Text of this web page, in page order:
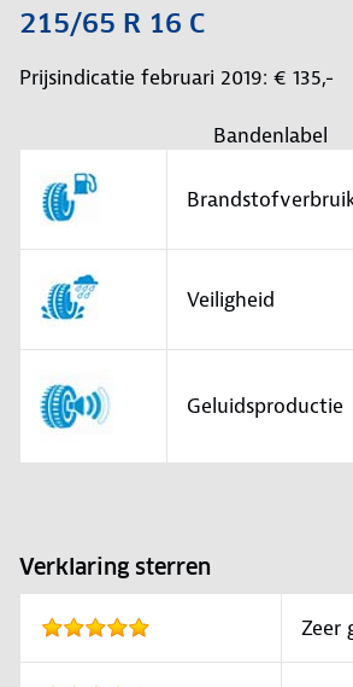
215/65 R 16 C
Prijsindicatie februari 2019: € 135,-
Bandenlabel
Veiligheid
Geluidsproductie
Verklaring sterren
Zeer